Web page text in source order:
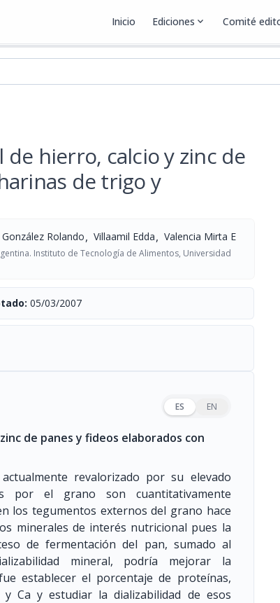
Inicio Ediciones expand_more Comité
hierro, calcio y zinc de
de trigo y
González Rolando, Villaamil Edda, Valencia Mirta E
Instituto de Tecnología de Alimentos, Universidad
05/03/2007
ES EN
de panes y fideos elaborados con
revalorizado por su elevado
por el grano son cuantitativamente
los tegumentos externos del grano hace
minerales de interés nutricional pues la
de fermentación del pan, sumado al
mineral, podría mejorar la
establecer el porcentaje de proteínas,
Ca y estudiar la dializabilidad de esos